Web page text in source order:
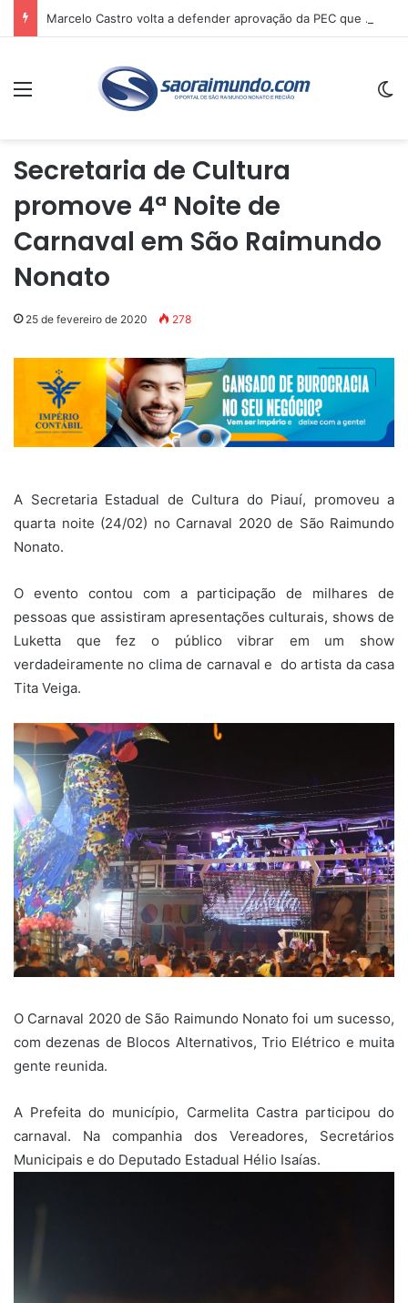
Marcelo Castro volta a defender aprovação da PEC que acaba com a escala 6×1 e avalia clima no Senado
Menu
Secretaria de Cultura
promove 4ª Noite de
Carnaval em São Raimundo
Nonato
25 de fevereiro de 2020 278
A Secretaria Estadual de Cultura do Piauí, promoveu a
quarta noite (24/02) no Carnaval 2020 de São Raimundo
Nonato.
O evento contou com a participação de milhares de
pessoas que assistiram apresentações culturais, shows de
Luketta que fez o público vibrar em um show
verdadeiramente no clima de carnaval e do artista da casa
Tita Veiga.
O Carnaval 2020 de São Raimundo Nonato foi um sucesso,
com dezenas de Blocos Alternativos, Trio Elétrico e muita
gente reunida.
A Prefeita do município, Carmelita Castra participou do
carnaval. Na companhia dos Vereadores, Secretários
Municipais e do Deputado Estadual Hélio Isaías.